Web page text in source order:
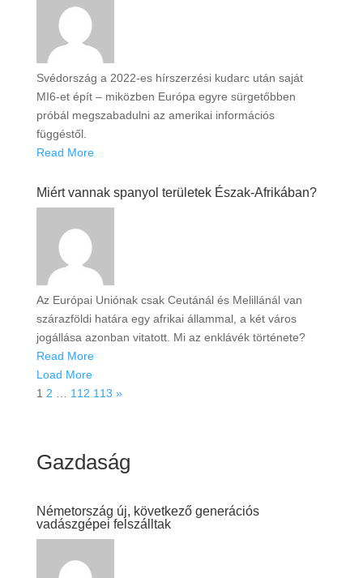
Svédország a 2022-es hírszerzési kudarc után saját
MI6-et épít – miközben Európa egyre sürgetőbben
próbál megszabadulni az amerikai információs
függéstől.
Read More
Miért vannak spanyol területek Észak-Afrikában?
Az Európai Uniónak csak Ceutánál és Melillánál van
szárazföldi határa egy afrikai állammal, a két város
jogállása azonban vitatott. Mi az enklávék története?
Read More
Load More
1 2 112 113 »
Gazdaság
Németország új, következő generációs
vadászgépei felszálltak